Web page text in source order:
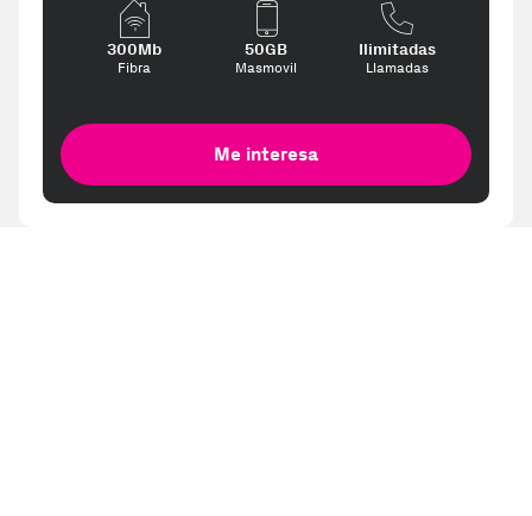
300Mb
Fibra
50GB
Masmovil
Ilimitadas
Llamadas
Me interesa